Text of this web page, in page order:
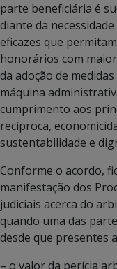
parte beneficiária é
diante da
eficazes que
honorários com
da adoção de
máquina
cumprimento aos
recíproca,
sustentabilidade e
Conforme o acordo,
manifestação dos
judiciais acerca do
quando uma das
desde que presentes
– o valor da perícia